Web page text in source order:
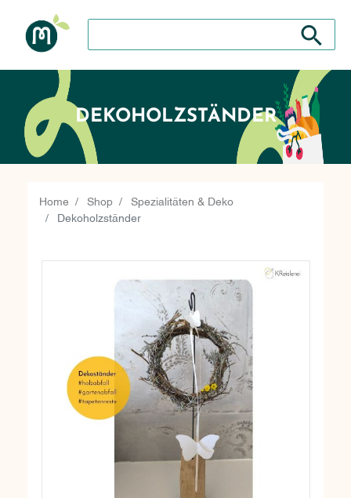
Suche nach: Zum Beispiel Wein, Fleisch, Keramik,
Suche
DEKOHOLZSTÄNDER
Home Shop Spezialitäten & Deko
Dekoholzständer